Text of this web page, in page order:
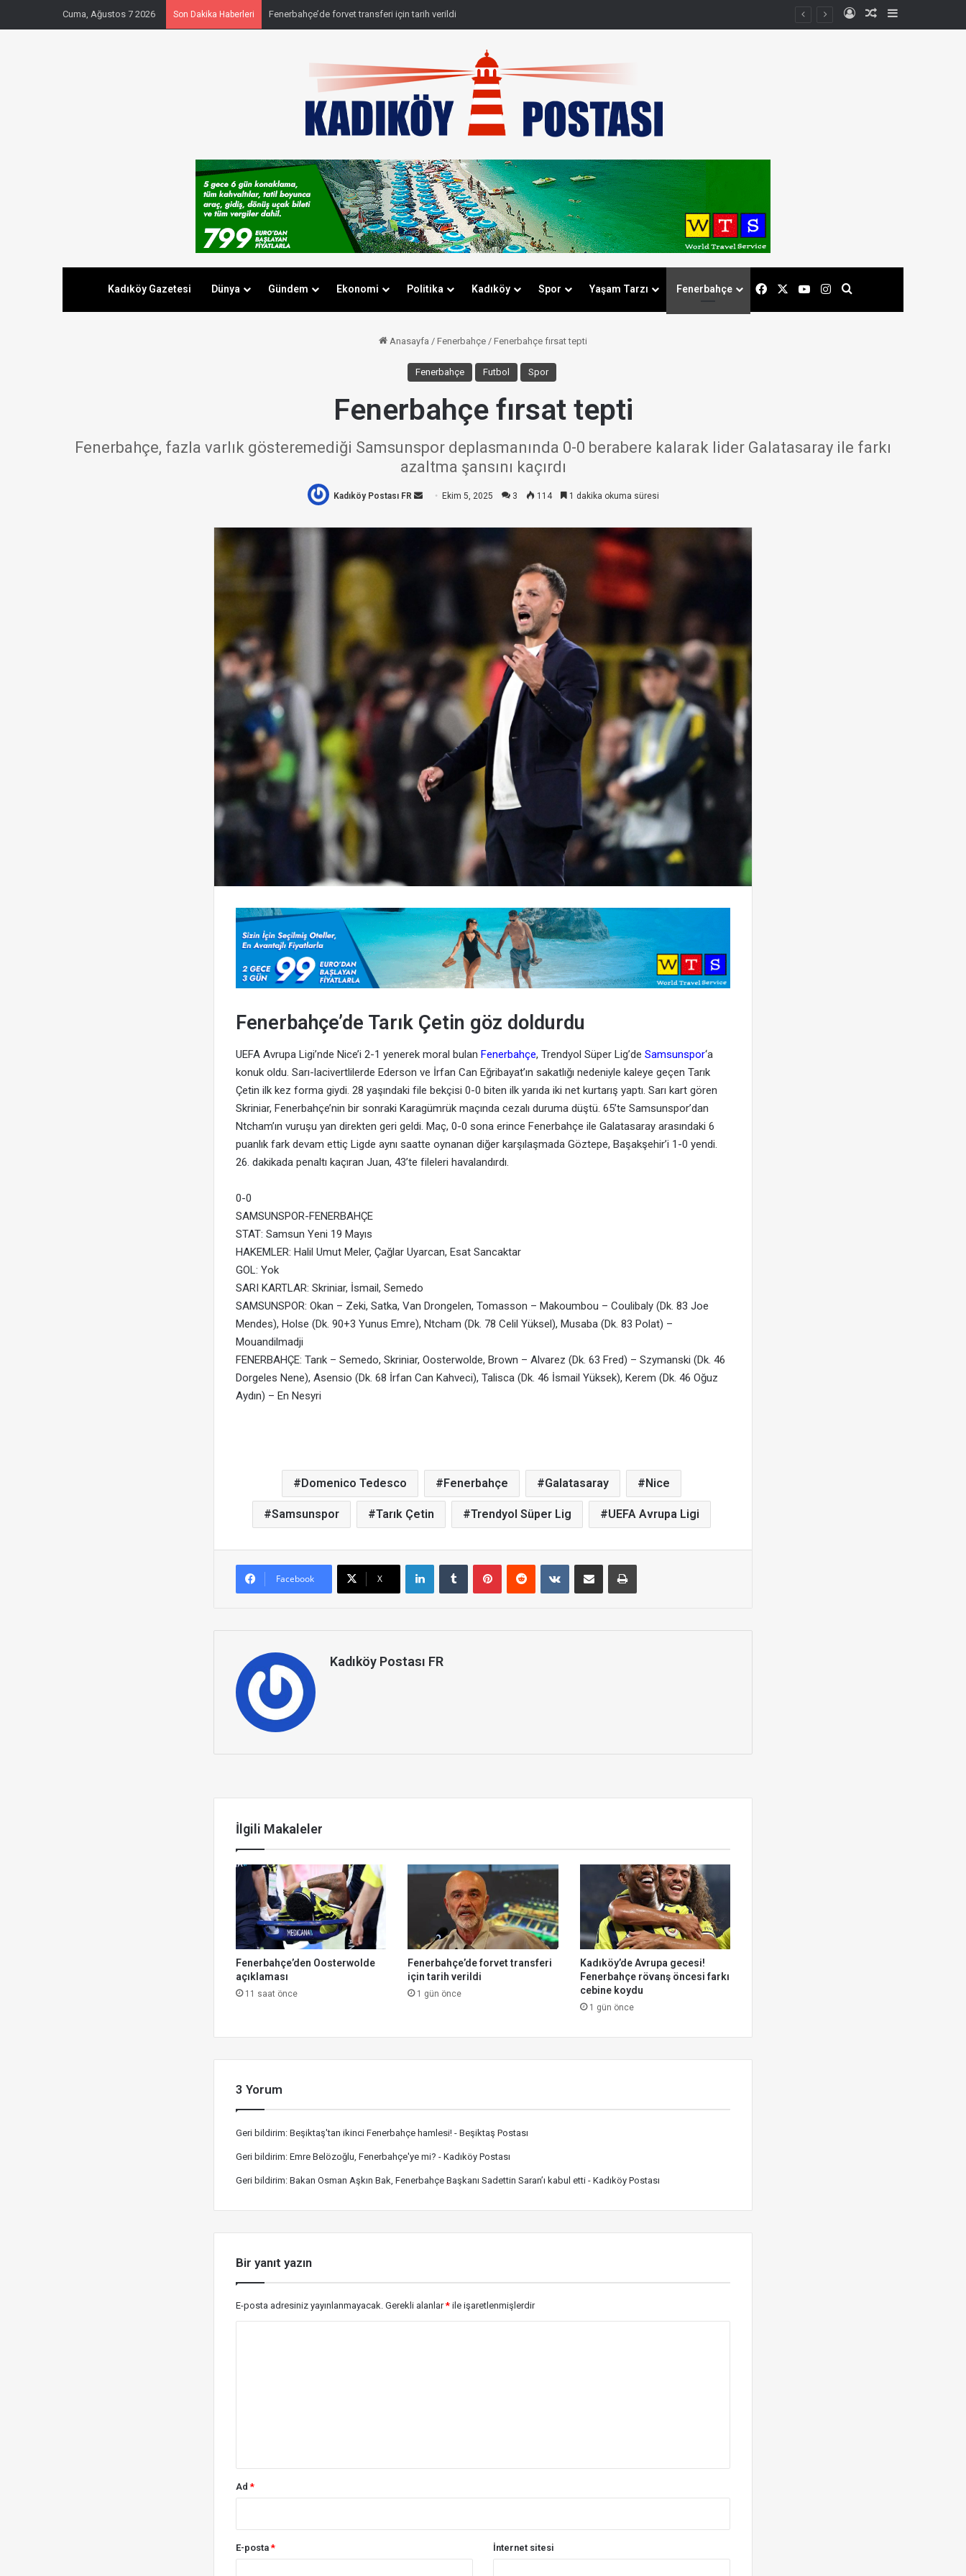
Cuma, Ağustos 7 2026 Son Dakika Haberleri Fenerbahçe’de forvet transferi için tarih verildi Kayıt OlRastgele Makale
Kadıköy Gazetesi Dünya Gündem Ekonomi Politika Kadıköy Spor Yaşam Tarzı Fenerbahçe FacebookYouTubeInstagram
Anasayfa / Fenerbahçe / Fenerbahçe fırsat tepti
Fenerbahçe Futbol Spor
Fenerbahçe fırsat tepti
Fenerbahçe, fazla varlık gösteremediği Samsunspor deplasmanında 0-0 berabere kalarak lider Galatasaray ile farkı
azaltma şansını kaçırdı
Kadıköy Postası FR
Bir
posta
Ekim 5, 2025 3 114 1 dakika okuma süresi
Fenerbahçe’de Tarık Çetin göz doldurdu
UEFA Avrupa Ligi’nde Nice’i 2-1 yenerek moral bulan Fenerbahçe, Trendyol Süper Lig’de Samsunspor‘a
konuk oldu. Sarı-lacivertlilerde Ederson ve İrfan Can Eğribayat’ın sakatlığı nedeniyle kaleye geçen Tarık
Çetin ilk kez forma giydi. 28 yaşındaki file bekçisi 0-0 biten ilk yarıda iki net kurtarış yaptı. Sarı kart gören
Skriniar, Fenerbahçe’nin bir sonraki Karagümrük maçında cezalı duruma düştü. 65’te Samsunspor’dan
Ntcham’ın vuruşu yan direkten geri geldi. Maç, 0-0 sona erince Fenerbahçe ile Galatasaray arasındaki 6
puanlık fark devam ettiç Ligde aynı saatte oynanan diğer karşılaşmada Göztepe, Başakşehir’i 1-0 yendi.
26. dakikada penaltı kaçıran Juan, 43’te fileleri havalandırdı.
0-0
SAMSUNSPOR-FENERBAHÇE
STAT: Samsun Yeni 19 Mayıs
HAKEMLER: Halil Umut Meler, Çağlar Uyarcan, Esat Sancaktar
GOL: Yok
SARI KARTLAR: Skriniar, İsmail, Semedo
SAMSUNSPOR: Okan – Zeki, Satka, Van Drongelen, Tomasson – Makoumbou – Coulibaly (Dk. 83 Joe
Mendes), Holse (Dk. 90+3 Yunus Emre), Ntcham (Dk. 78 Celil Yüksel), Musaba (Dk. 83 Polat) –
Mouandilmadji
FENERBAHÇE: Tarık – Semedo, Skriniar, Oosterwolde, Brown – Alvarez (Dk. 63 Fred) – Szymanski (Dk. 46
Dorgeles Nene), Asensio (Dk. 68 İrfan Can Kahveci), Talisca (Dk. 46 İsmail Yüksek), Kerem (Dk. 46 Oğuz
Aydın) – En Nesyri
Domenico Tedesco Fenerbahçe Galatasaray Nice
Samsunspor Tarık Çetin Trendyol Süper Lig UEFA Avrupa Ligi
Facebook X
Kadıköy Postası FR
İlgili Makaleler
Fenerbahçe’den Oosterwolde
açıklaması
11 saat önce
Fenerbahçe’de forvet transferi
için tarih verildi
1 gün önce
Kadıköy’de Avrupa gecesi!
Fenerbahçe rövanş öncesi farkı
cebine koydu
1 gün önce
3 Yorum
Geri bildirim: Beşiktaş'tan ikinci Fenerbahçe hamlesi! - Beşiktaş Postası
Geri bildirim: Emre Belözoğlu, Fenerbahçe'ye mi? - Kadıköy Postası
Geri bildirim: Bakan Osman Aşkın Bak, Fenerbahçe Başkanı Sadettin Saran’ı kabul etti - Kadıköy Postası
Bir yanıt yazın
E-posta adresiniz yayınlanmayacak. Gerekli alanlar* ile işaretlenmişlerdir
Ad*
E-posta* İnternet sitesi